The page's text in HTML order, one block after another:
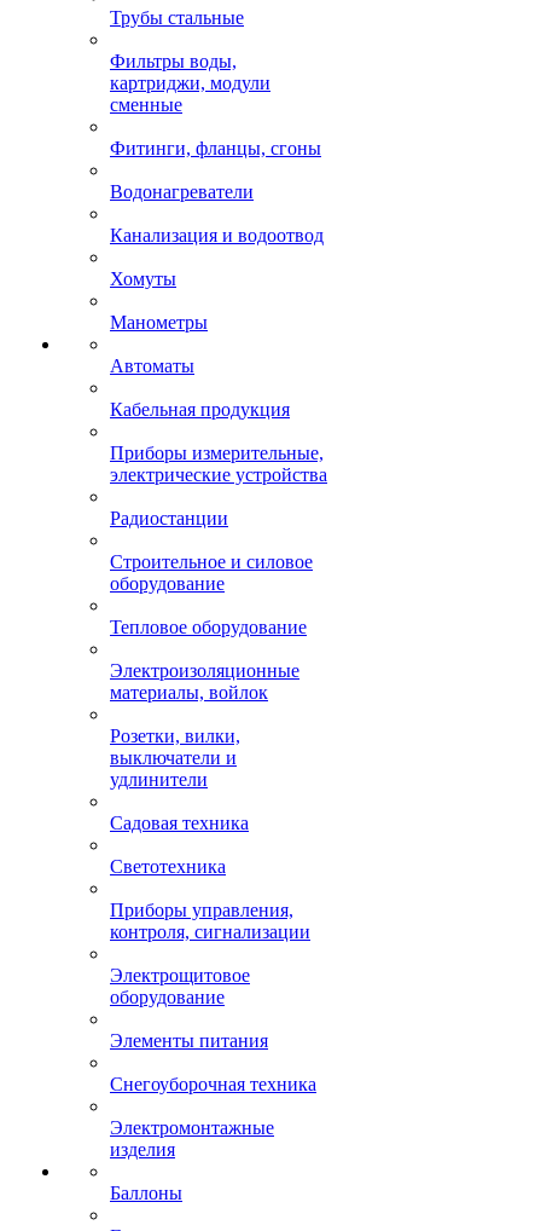
Трубы стальные
Фильтры воды,
картриджи, модули
сменные
Фитинги, фланцы, сгоны
Водонагреватели
Канализация и водоотвод
Хомуты
Манометры
Автоматы
Кабельная продукция
Приборы измерительные,
электрические устройства
Радиостанции
Строительное и силовое
оборудование
Тепловое оборудование
Электроизоляционные
материалы, войлок
Розетки, вилки,
выключатели и
удлинители
Садовая техника
Светотехника
Приборы управления,
контроля, сигнализации
Электрощитовое
оборудование
Элементы питания
Снегоуборочная техника
Электромонтажные
изделия
Баллоны